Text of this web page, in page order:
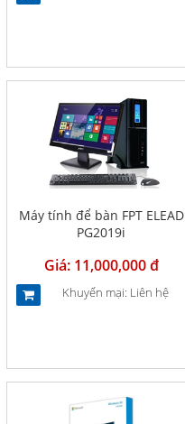
Máy tính để bàn FPT ELEAD
PG2019i
Giá: 11,000,000 đ
Khuyến mại: Liên hệ